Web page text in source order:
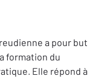
a pour but
formation du
Elle répond à